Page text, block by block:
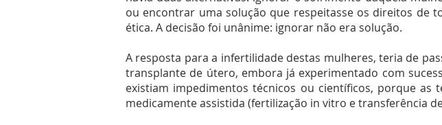
ou encontrar uma solução que respeitasse os direitos de
ética. A decisão foi unânime: ignorar não era solução.
A resposta para a infertilidade destas mulheres, teria de
transplante de útero, embora já experimentado com
existiam impedimentos técnicos ou científicos, porque as
medicamente assistida (fertilização in vitro e transferência